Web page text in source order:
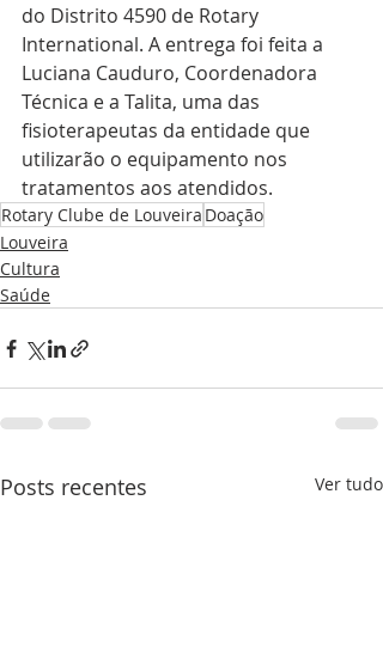
do Distrito 4590 de Rotary
International. A entrega foi feita a
Luciana Cauduro, Coordenadora
Técnica e a Talita, uma das
fisioterapeutas da entidade que
utilizarão o equipamento nos
tratamentos aos atendidos.
Rotary Clube de Louveira Doação
Louveira
Cultura
Saúde
Posts recentes Ver tudo